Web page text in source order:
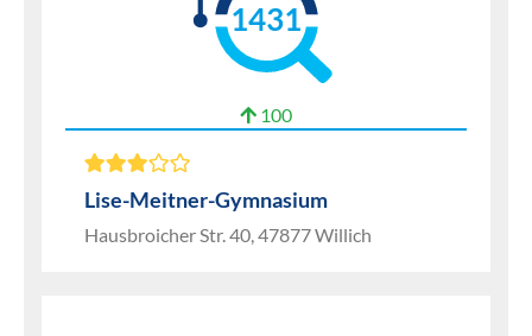
1431
100
Lise-Meitner-Gymnasium
Hausbroicher Str. 40, 47877 Willich